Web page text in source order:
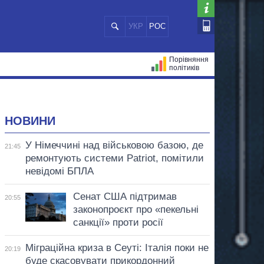
УКР РОС
Порівняння
політиків
НОВИНИ
21:45
У Німеччині над військовою базою, де
ремонтують системи Patriot, помітили
невідомі БПЛА
20:55
Сенат США підтримав
законопроєкт про «пекельні
санкції» проти росії
20:19
Міграційна криза в Сеуті: Італія поки не
буде скасовувати прикордонний